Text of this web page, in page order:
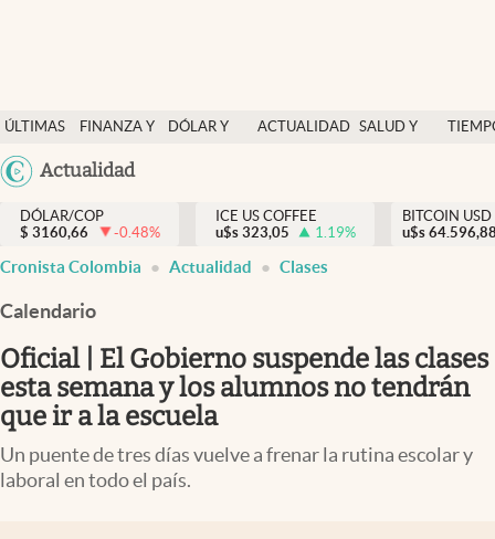
ÚLTIMAS
NOTICIAS
FINANZA Y
DÓLAR Y
ACTUALIDAD SALUD Y
México
Actualidad
Salud y nutrición
Vida espiritual
Actualidad
Colombia
DÓLAR/COP
$ 3160,66 -0.48%
ICE US COFFEE
u$s 323,05 1.19%
BITCOIN USD
u$s
Cronista Colombia Actualidad Clases
Calendario
Oficial | El Gobierno suspende las clases
esta semana y los alumnos no tendrán
que ir a la escuela
Un puente de tres días vuelve a frenar la rutina escolar y
laboral en todo el país.